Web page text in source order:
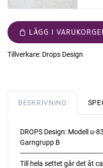
LÄGG I
Tillverkare: Drops Design
BESKRIVNING
DROPS Design: Modell u-
Garngrupp B
Till hela settet går det åt